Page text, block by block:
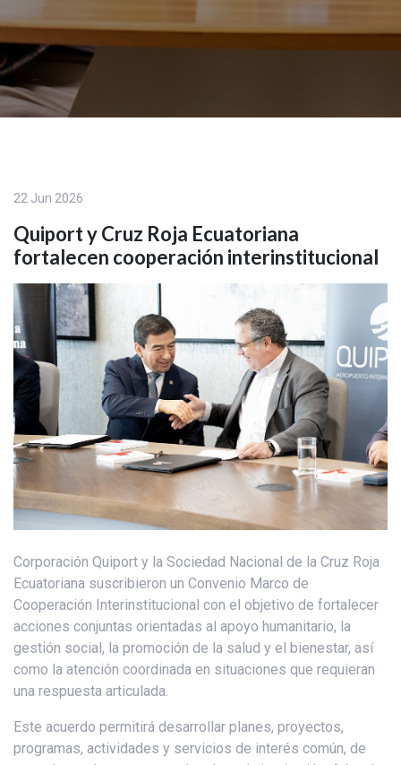
22 Jun 2026
Quiport y Cruz Roja Ecuatoriana
fortalecen cooperación interinstitucional
Corporación Quiport y la Sociedad Nacional de la Cruz Roja
Ecuatoriana suscribieron un Convenio Marco de
Cooperación Interinstitucional con el objetivo de fortalecer
acciones conjuntas orientadas al apoyo humanitario, la
gestión social, la promoción de la salud y el bienestar, así
como la atención coordinada en situaciones que requieran
una respuesta articulada.
Este acuerdo permitirá desarrollar planes, proyectos,
programas, actividades y servicios de interés común, de